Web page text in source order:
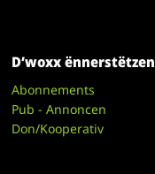
D’woxx ënnerstëtzen
Abonnements
Pub - Annoncen
Don/Kooperativ